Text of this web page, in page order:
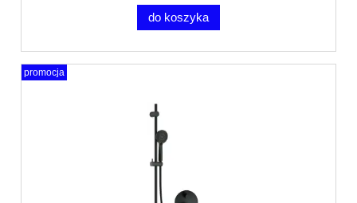
do koszyka
promocja